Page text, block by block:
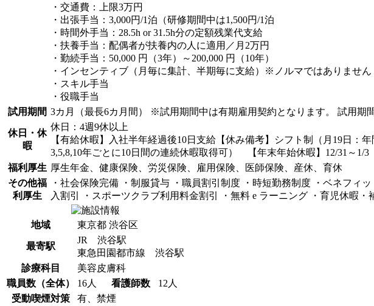
・交通費：上限3万円
・出張手当：3,000円/1泊（研修期間中は1,500円/1泊
・時間外手当：28.5h or 31.5h分の定額残業代支給
・扶養手当：配偶者が扶養内の人に適用／月2万円
・勤続手当：50,000 円（3年）～200,000 円（10年）
・インセンティブ（月毎に集計、半期毎に支給）※ノルマではありません
・スキル手当
・役職手当
試用期間 3カ月（最長6カ月間） ※試用期間中は有期雇用契約となります。 試用期
休日・休
暇
休日：4週9休以上
【有給休暇】入社半年経過後10日支給【休み備考】シフト制（月19日：
3,5,8,10年ごとに10日間の連続休暇取得可） 【年末年始休暇】12/31～1/3
福利厚生 厚生年金、健康保険、労災保険、雇用保険、医師保険、産休、育休
その他福
利厚生
・社会保険完備 ・制服貸与 ・職員割引制度 ・時短勤務制度 ・ベネフィ
入割引 ・スポーツクラブ利用料金割引 ・無料 e ラーニング ・育児休暇
地域 東京都 渋谷区
最寄駅
JR 渋谷駅
東急田園都市線 渋谷駅
診療科目
美容皮膚科
職員数（全体）
16人 看護師数
12人
受動喫煙対策
有、禁煙